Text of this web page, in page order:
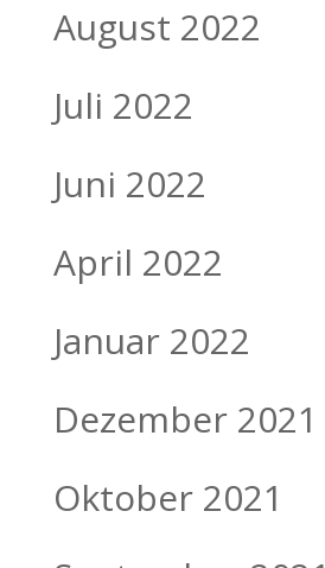
August 2022
Juli 2022
Juni 2022
April 2022
Januar 2022
Dezember 2021
Oktober 2021